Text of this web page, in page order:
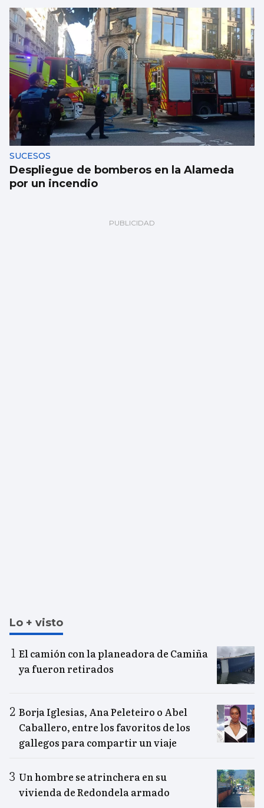
SUCESOS
Despliegue de bomberos en la Alameda
por un incendio
Lo + visto
El camión con la planeadora de Camiña
ya fueron retirados
Borja Iglesias, Ana Peleteiro o Abel
Caballero, entre los favoritos de los
gallegos para compartir un viaje
Un hombre se atrinchera en su
vivienda de Redondela armado